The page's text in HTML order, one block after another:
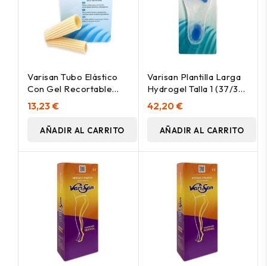
Varisan Tubo Elástico
Con Gel Recortable
Talla Grande, 1 Ud
13,23 €
AÑADIR AL CARRITO
Varisan Plantilla Larga
Hydrogel Talla 1 (37/38)
2Uds
42,20 €
AÑADIR AL CARRITO